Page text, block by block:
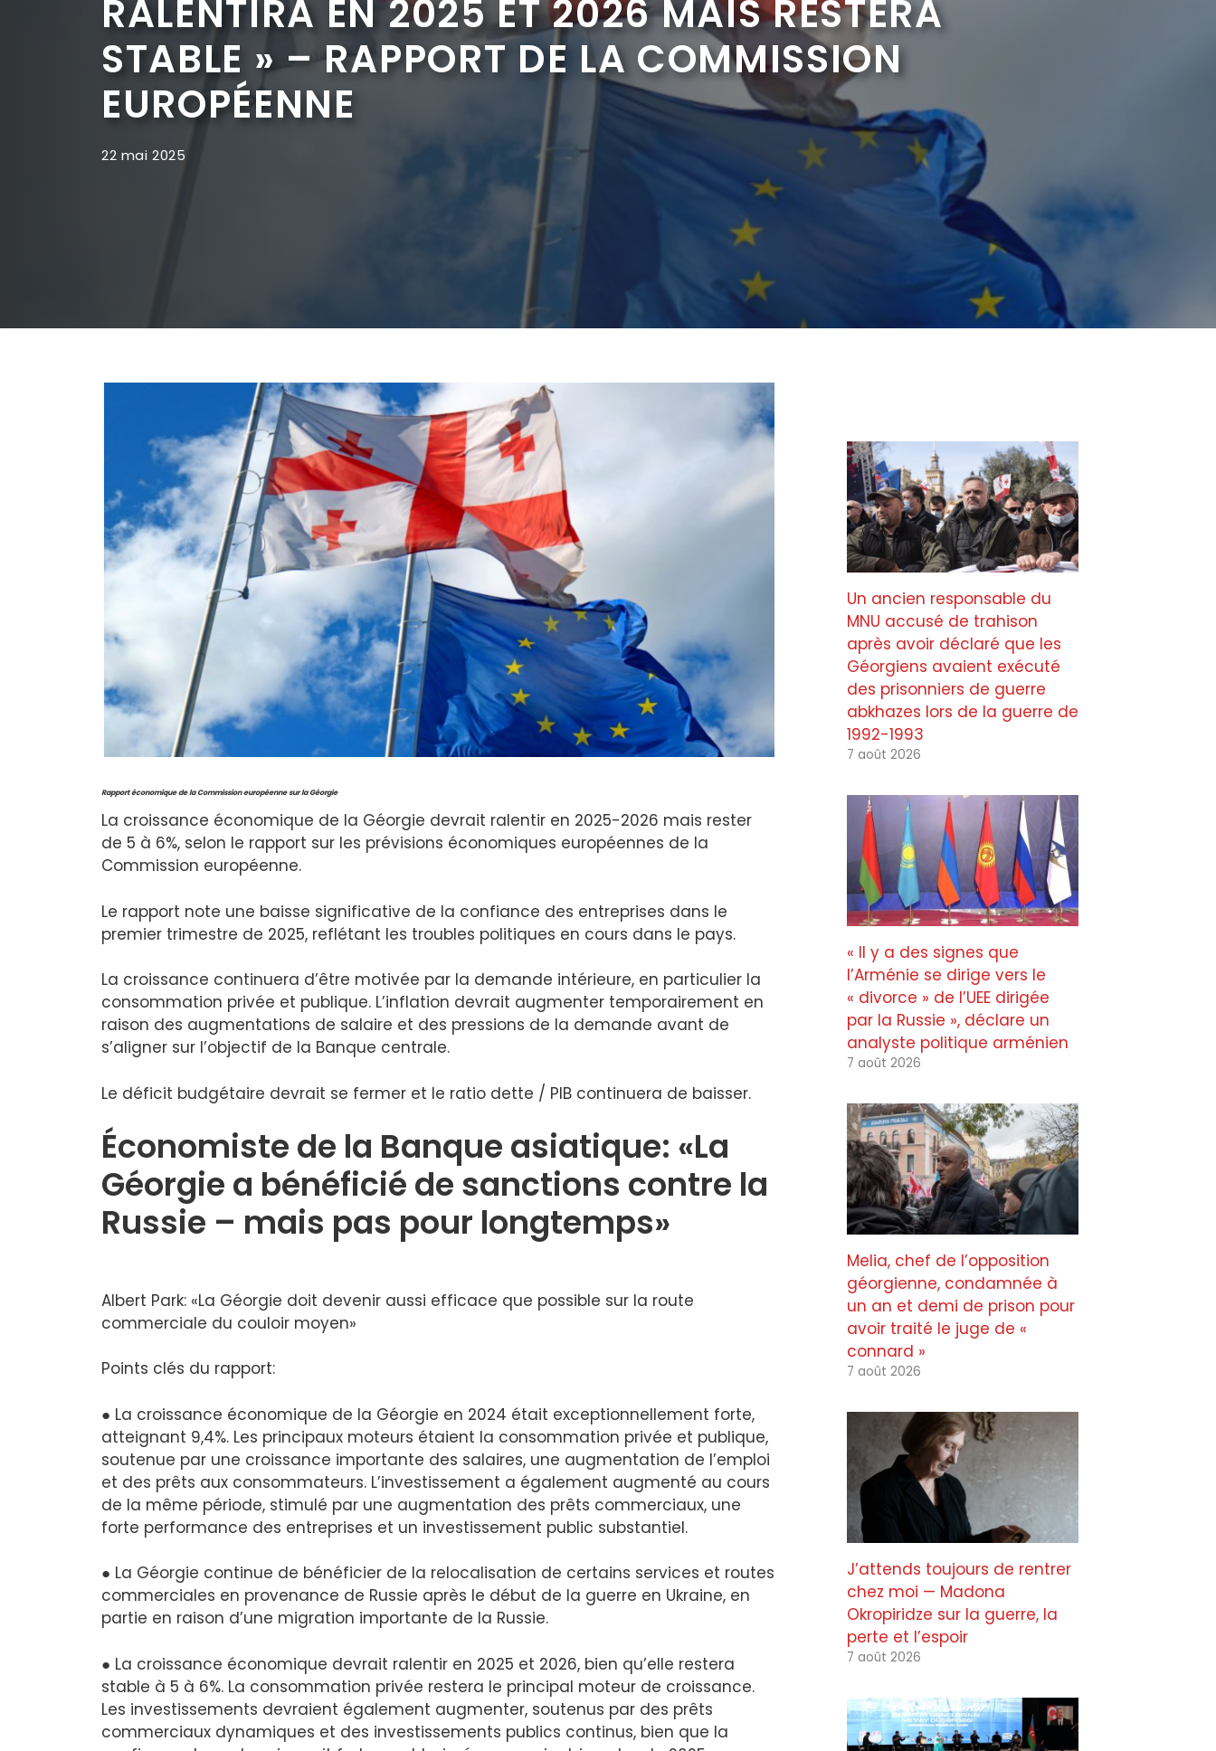
RALENTIRA EN 2025 ET 2026 MAIS RESTERA
STABLE » – RAPPORT DE LA COMMISSION
EUROPÉENNE
22 mai 2025
Rapport économique de la Commission européenne sur la Géorgie
La croissance économique de la Géorgie devrait ralentir en 2025-2026 mais rester
de 5 à 6%, selon le rapport sur les prévisions économiques européennes de la
Commission européenne.
Le rapport note une baisse significative de la confiance des entreprises dans le
premier trimestre de 2025, reflétant les troubles politiques en cours dans le pays.
La croissance continuera d’être motivée par la demande intérieure, en particulier la
consommation privée et publique. L’inflation devrait augmenter temporairement en
raison des augmentations de salaire et des pressions de la demande avant de
s’aligner sur l’objectif de la Banque centrale.
Le déficit budgétaire devrait se fermer et le ratio dette / PIB continuera de baisser.
Économiste de la Banque asiatique: «La
Géorgie a bénéficié de sanctions contre la
Russie – mais pas pour longtemps»
Albert Park: «La Géorgie doit devenir aussi efficace que possible sur la route
commerciale du couloir moyen»
Points clés du rapport:
● La croissance économique de la Géorgie en 2024 était exceptionnellement forte,
atteignant 9,4%. Les principaux moteurs étaient la consommation privée et publique,
soutenue par une croissance importante des salaires, une augmentation de l’emploi
et des prêts aux consommateurs. L’investissement a également augmenté au cours
de la même période, stimulé par une augmentation des prêts commerciaux, une
forte performance des entreprises et un investissement public substantiel.
● La Géorgie continue de bénéficier de la relocalisation de certains services et routes
commerciales en provenance de Russie après le début de la guerre en Ukraine, en
partie en raison d’une migration importante de la Russie.
● La croissance économique devrait ralentir en 2025 et 2026, bien qu’elle restera
stable à 5 à 6%. La consommation privée restera le principal moteur de croissance.
Les investissements devraient également augmenter, soutenus par des prêts
commerciaux dynamiques et des investissements publics continus, bien que la
Un ancien responsable du
MNU accusé de trahison
après avoir déclaré que les
Géorgiens avaient exécuté
des prisonniers de guerre
abkhazes lors de la guerre de
1992-1993
7 août 2026
« Il y a des signes que
l’Arménie se dirige vers le
« divorce » de l’UEE dirigée
par la Russie », déclare un
analyste politique arménien
7 août 2026
Melia, chef de l’opposition
géorgienne, condamnée à
un an et demi de prison pour
avoir traité le juge de «
connard »
7 août 2026
J’attends toujours de rentrer
chez moi — Madona
Okropiridze sur la guerre, la
perte et l’espoir
7 août 2026